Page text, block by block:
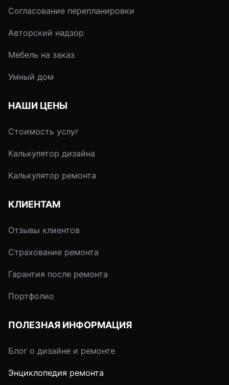
Согласование перепланировки
Авторский надзор
Мебель на заказ
Умный дом
НАШИ ЦЕНЫ
Стоимость услуг
Калькулятор дизайна
Калькулятор ремонта
КЛИЕНТАМ
Отзывы клиентов
Страхование ремонта
Гарантия после ремонта
Портфолио
ПОЛЕЗНАЯ ИНФОРМАЦИЯ
Блог о дизайне и ремонте
Энциклопедия ремонта